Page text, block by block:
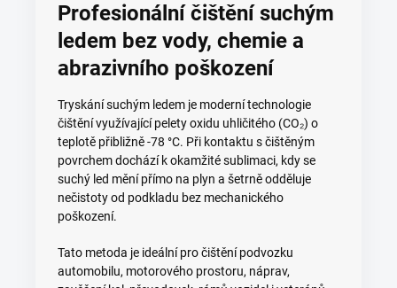
Profesionální čištění suchým
ledem bez vody, chemie a
abrazivního poškození
Tryskání suchým ledem je moderní technologie
čištění využívající pelety oxidu uhličitého (CO₂) o
teplotě přibližně -78 °C. Při kontaktu s čištěným
povrchem dochází k okamžité sublimaci, kdy se
suchý led mění přímo na plyn a šetrně odděluje
nečistoty od podkladu bez mechanického
poškození.
Tato metoda je ideální pro čištění podvozku
automobilu, motorového prostoru, náprav,